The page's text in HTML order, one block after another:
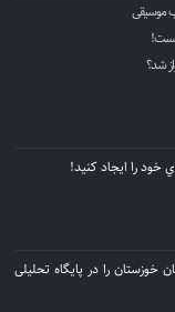
موسیقی
شد؟
را ايجاد كنيد!
را در پایگاه تحلیلی